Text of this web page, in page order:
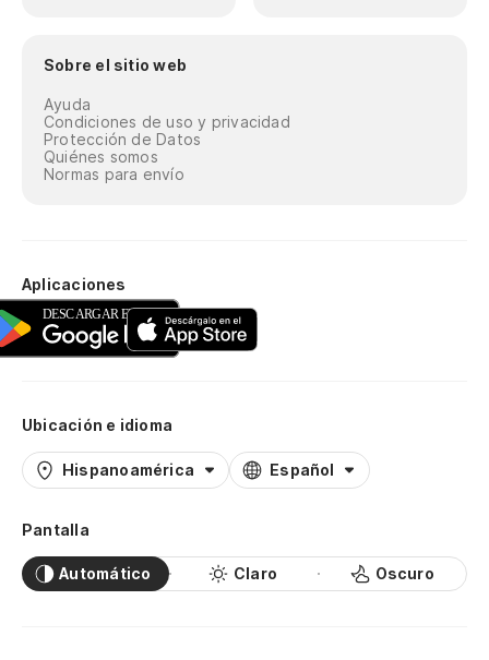
Sobre el sitio web
Ayuda
Condiciones de uso y privacidad
Protección de Datos
Quiénes somos
Normas para envío
Aplicaciones
Ubicación e idioma
Hispanoamérica Español
Pantalla
Automático Claro Oscuro